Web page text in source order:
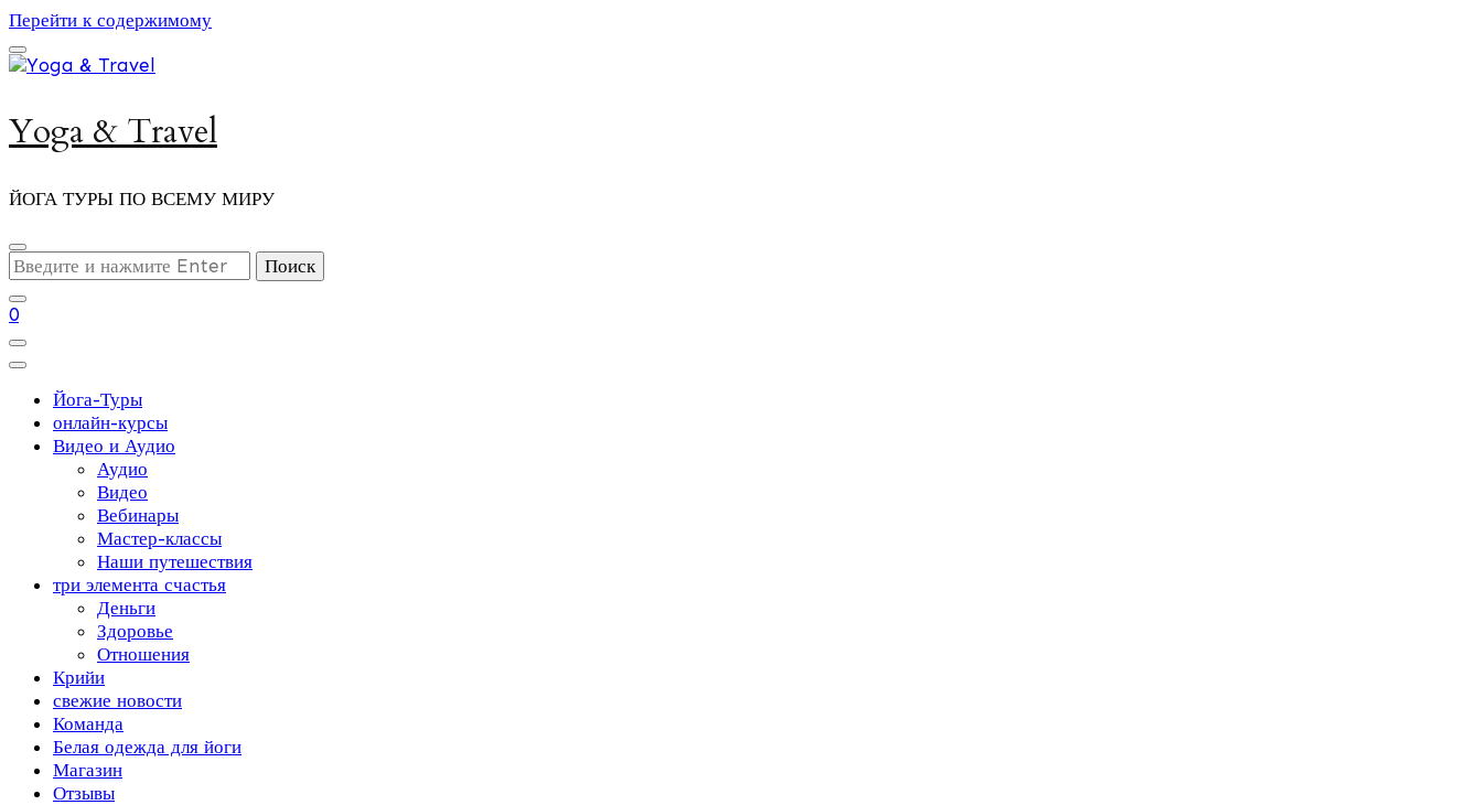
Перейти к содержимому
Yoga & Travel
ЙОГА ТУРЫ ПО ВСЕМУ МИРУ
Ищите
что-
то?
0
Йога-Туры
онлайн-курсы
Видео и Аудио
Аудио
Видео
Вебинары
Мастер-классы
Наши путешествия
три элемента счастья
Деньги
Здоровье
Отношения
Крийи
свежие новости
Команда
Белая одежда для йоги
Магазин
Отзывы